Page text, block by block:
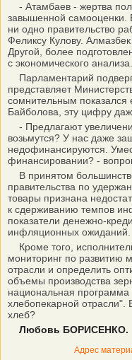
- Атамбаев - жертва
завышенной самооценки.
ни одно правительство
Феликсу Кулову.
Другой, более
с экономического анализа.
Парламентарий
представляет
сомнительным
Байболова, эту цифру
- Предлагают
возьмутся? У нас даже
недофинансируются.
финансировании? -
В принятом
правительства по
товары признана
к сдерживанию темпов
показатели денежно-
инфляционных ожиданий.
Кроме того,
мониторинг по развитию
отрасли и определить
объемы производства
национальная
хлебопекарной отрасли".
хлеб?
Любовь БОРИСЕНКО.
Адрес